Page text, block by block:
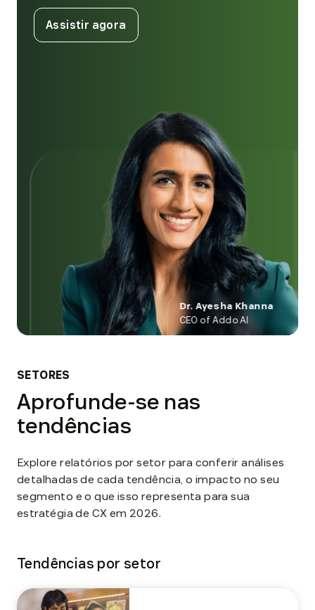
Assistir agora
Dr. Ayesha Khanna
CEO of Addo AI
SETORES
Aprofunde-se nas
tendências
Explore relatórios por setor para conferir análises
detalhadas de cada tendência, o impacto no seu
segmento e o que isso representa para sua
estratégia de CX em 2026.
Tendências por setor